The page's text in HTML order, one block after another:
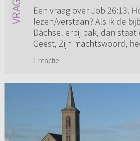
Een vraag over Job 26:13.
lezen/verstaan? Als ik de
Dächsel erbij pak, dan staat
Geest, Zijn machtswoord,
1 reactie